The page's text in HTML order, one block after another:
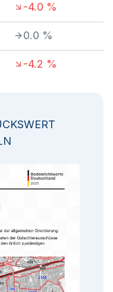
-4.0 %
0.0 %
-4.2 %